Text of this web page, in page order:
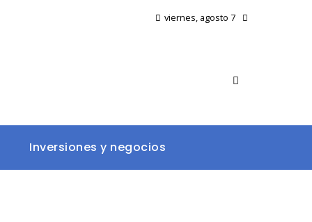
viernes, agosto 7
Inversiones y negocios